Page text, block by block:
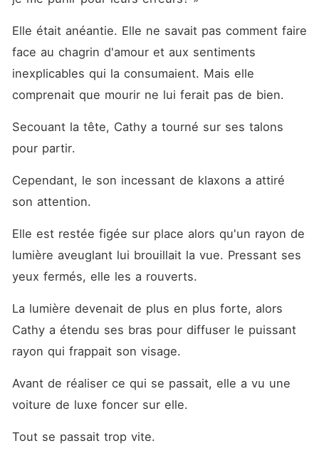
Elle était anéantie. Elle ne savait pas comment faire
face au chagrin d'amour et aux sentiments
inexplicables qui la consumaient. Mais elle
comprenait que mourir ne lui ferait pas de bien.
Secouant la tête, Cathy a tourné sur ses talons
pour partir.
Cependant, le son incessant de klaxons a attiré
son attention.
Elle est restée figée sur place alors qu'un rayon de
lumière aveuglant lui brouillait la vue. Pressant ses
yeux fermés, elle les a rouverts.
La lumière devenait de plus en plus forte, alors
Cathy a étendu ses bras pour diffuser le puissant
rayon qui frappait son visage.
Avant de réaliser ce qui se passait, elle a vu une
voiture de luxe foncer sur elle.
Tout se passait trop vite.